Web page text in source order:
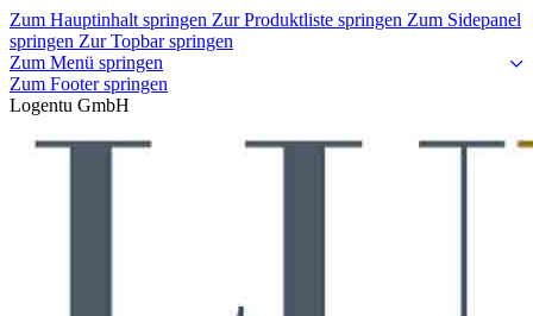
Zum Hauptinhalt springen Zur Produktliste springen Zum Sidepanel
springen Zur Topbar springen
Zum Menü springen
Zum Footer springen
Logentu GmbH